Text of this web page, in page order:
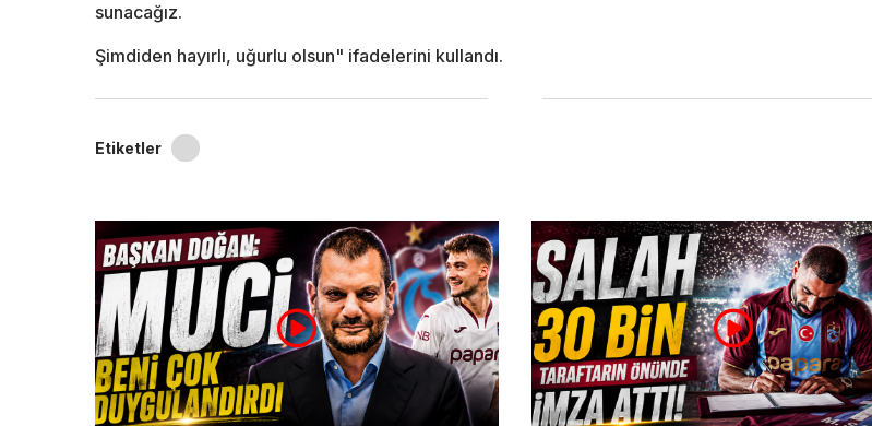
sunacağız.
Şimdiden hayırlı, uğurlu olsun" ifadelerini kullandı.
Etiketler